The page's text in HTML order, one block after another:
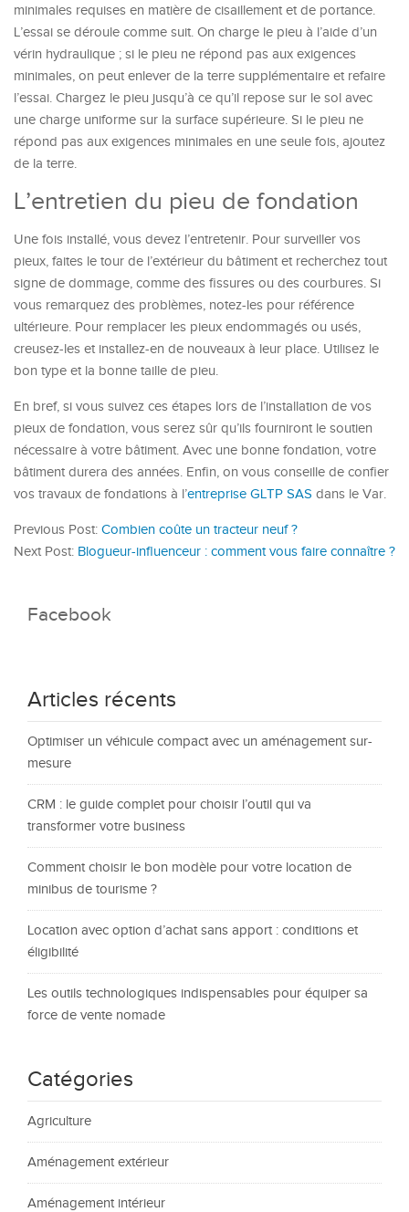
minimales requises en matière de cisaillement et de portance.
L’essai se déroule comme suit. On charge le pieu à l’aide d’un
vérin hydraulique ; si le pieu ne répond pas aux exigences
minimales, on peut enlever de la terre supplémentaire et refaire
l’essai. Chargez le pieu jusqu’à ce qu’il repose sur le sol avec
une charge uniforme sur la surface supérieure. Si le pieu ne
répond pas aux exigences minimales en une seule fois, ajoutez
de la terre.
L’entretien du pieu de fondation
Une fois installé, vous devez l’entretenir. Pour surveiller vos
pieux, faites le tour de l’extérieur du bâtiment et recherchez tout
signe de dommage, comme des fissures ou des courbures. Si
vous remarquez des problèmes, notez-les pour référence
ultérieure. Pour remplacer les pieux endommagés ou usés,
creusez-les et installez-en de nouveaux à leur place. Utilisez le
bon type et la bonne taille de pieu.
En bref, si vous suivez ces étapes lors de l’installation de vos
pieux de fondation, vous serez sûr qu’ils fourniront le soutien
nécessaire à votre bâtiment. Avec une bonne fondation, votre
bâtiment durera des années. Enfin, on vous conseille de confier
vos travaux de fondations à l’entreprise GLTP SAS dans le Var.
Previous Post: Combien coûte un tracteur neuf ?
Next Post: Blogueur-influenceur : comment vous faire connaître ?
Facebook
Articles récents
Optimiser un véhicule compact avec un aménagement sur-
mesure
CRM : le guide complet pour choisir l’outil qui va
transformer votre business
Comment choisir le bon modèle pour votre location de
minibus de tourisme ?
Location avec option d’achat sans apport : conditions et
éligibilité
Les outils technologiques indispensables pour équiper sa
force de vente nomade
Catégories
Agriculture
Aménagement extérieur
Aménagement intérieur